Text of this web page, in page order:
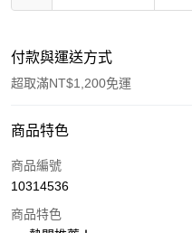
付款與運送方式
超取滿NT$1,200免運
付款方式
信用卡一次付款
LINE Pay
商品特色
商品編號
10314536
商品特色